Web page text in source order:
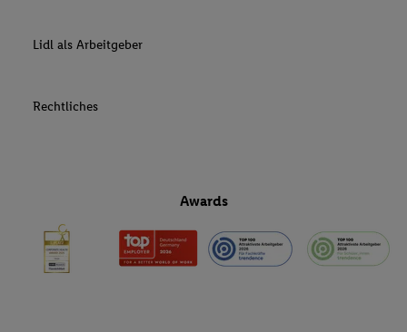
Lidl als Arbeitgeber
Rechtliches
Awards